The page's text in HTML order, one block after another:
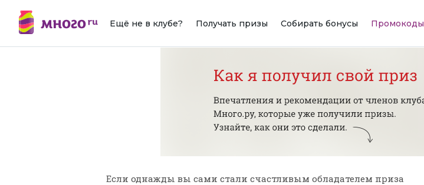
Ещё не в клубе? Получать призы Собирать бонусы Промокоды
Если однажды вы сами стали счастливым обладателем приза